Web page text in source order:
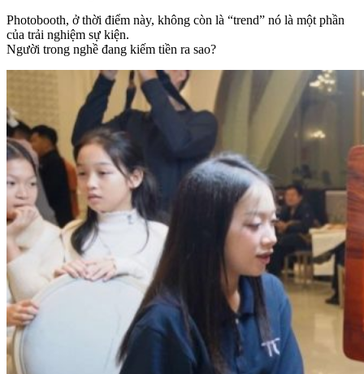
Photobooth, ở thời điểm này, không còn là “trend” nó là một phần
của trải nghiệm sự kiện.
Người trong nghề đang kiếm tiền ra sao?